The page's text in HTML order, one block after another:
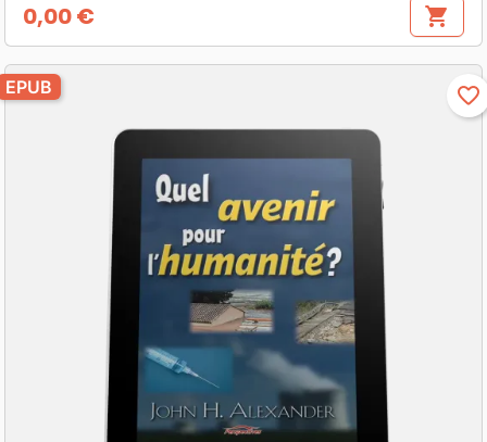
Prix
0,00 € shopping_cart
EPUB favorite_border